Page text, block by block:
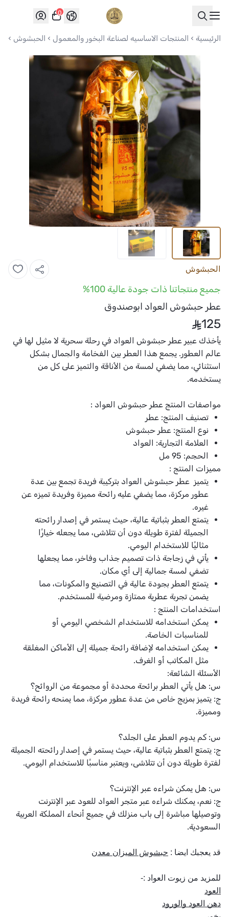
العواد للعود
0
الرئيسية المنتجات الاساسيه لصناعة البخور والمعمول الحبشوش
الحبشوش
جميع منتجاتنا ذات جودة عالية 100%
عطر حبشوش العواد ابوصندوق
125
يأخذك عبير عطر حبشوش العواد في رحلة سحرية لا مثيل لها في
عالم العطور. يجمع هذا العطر بين الفخامة والجمال بشكل
استثنائي، مما يضفي لمسة من الأناقة والتميز على كل من
يستخدمه.
مواصفات المنتج عطر حبشوش العواد :
تصنيف المنتج: عطر
نوع المنتج: عطر حبشوش
العلامة التجارية: العواد
الحجم: 95 مل
مميزات المنتج :
يتميز عطر حبشوش العواد بتركيبة فريدة تجمع بين عدة
عطور مركزة، مما يضفي عليه رائحة مميزة وفريدة تميزه عن
غيره.
يتمتع العطر بثباتية عالية، حيث يستمر في إصدار رائحته
الجميلة لفترة طويلة دون أن تتلاشى، مما يجعله خيارًا
مثاليًا للاستخدام اليومي.
يأتي في زجاجة ذات تصميم جذاب وفاخر، مما يجعلها
تضفي لمسة جمالية إلى أي مكان.
يتمتع العطر بجودة عالية في التصنيع والمكونات، مما
يضمن تجربة عطرية ممتازة ومرضية للمستخدم.
استخدامات المنتج :
يمكن استخدامه للاستخدام الشخصي اليومي أو
للمناسبات الخاصة.
يمكن استخدامه لإضافة رائحة جميلة إلى الأماكن المغلقة
مثل المكاتب أو الغرف.
الأسئلة الشائعة:
س: هل يأتي العطر برائحة محددة أو مجموعة من الروائح؟
ج: يتميز بمزيج خاص من عدة عطور مركزة، مما يمنحه رائحة فريدة
ومميزة.
س: كم يدوم العطر على الجلد؟
ج: يتمتع العطر بثباتية عالية، حيث يستمر في إصدار رائحته الجميلة
لفترة طويلة دون أن تتلاشى، ويعتبر مناسبًا للاستخدام اليومي.
س: هل يمكن شراءه عبر الإنترنت؟
ج: نعم، يمكنك شراءه عبر متجر العواد للعود عبر الإنترنت
وتوصيلها مباشرة إلى باب منزلك في جميع أنحاء المملكة العربية
السعودية.
قد يعجبك ايضا : حبشوش الميزان معدن
للمزيد من زيوت العواد :-
العود
دهن العود والورود